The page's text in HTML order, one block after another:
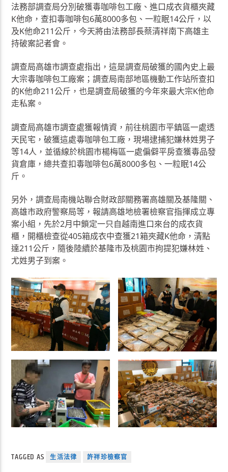
法務部調查局分別破獲毒咖啡包工廠、進口成衣貨櫃夾藏
K他命，查扣毒咖啡包6萬8000多包、一粒眠14公斤，以
及K他命211公斤，今天將由法務部長蔡清祥南下高雄主
持破案記者會。
調查局高雄市調查處指出，這是調查局破獲的國內史上最
大宗毒咖啡包工廠案；調查局南部地區機動工作站所查扣
的K他命211公斤，也是調查局破獲的今年來最大宗K他命
走私案。
調查局高雄市調查處獲報情資，前往桃園市平鎮區一處透
天民宅，破獲這處毒咖啡包工廠，現場逮捕犯嫌林姓男子
等14人，並循線於桃園市楊梅區一處偏僻平房查獲毒品發
貨倉庫，總共查扣毒咖啡包6萬8000多包、一粒眠14公
斤。
另外，調查局南機站聯合財政部關務署高雄關及基隆關、
高雄市政府警察局等，報請高雄地檢署檢察官指揮成立專
案小組，先於2月中鎖定一只自越南進口來台的成衣貨
櫃，開櫃檢查從405箱成衣中查獲21箱夾藏K他命，清點
達211公斤，隨後陸續於基隆市及桃園市拘提犯嫌林姓、
尤姓男子到案。
TAGGED AS 生活法律 許祥珍檢察官